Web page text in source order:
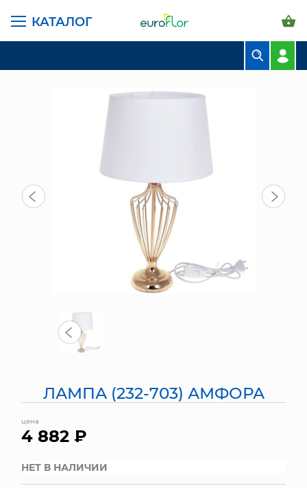
КАТАЛОГ
КОМПОЗИЦИИ
СВАДЕБНАЯ ФЛОРИСТИКА
КОМНАТНЫЕ РАСТЕНИЯ
ГОРШКИ И КАШПО
ГРУНТЫ И УДОБРЕНИЯ
ПРЕДМЕТЫ ИНТЕРЬЕРА
ЯЩИКИ
ПАКЕТЫ И СУМКИ
ГЛАВНАЯ СТРАНИЦА КАТАЛОГ
ПРЕДМЕТЫ ИНТЕРЬЕРА
ЛАМПА (232-703) АМФОРА
цена
4 882 ₽
НЕТ В НАЛИЧИИ